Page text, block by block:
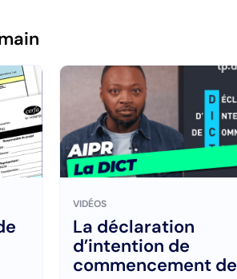
VIDÉOS
La déclaration
d’intention de
commencement de